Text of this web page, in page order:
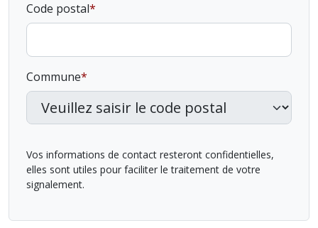
Code postal
Commune
Vos informations de contact resteront confidentielles,
elles sont utiles pour faciliter le traitement de votre
signalement.